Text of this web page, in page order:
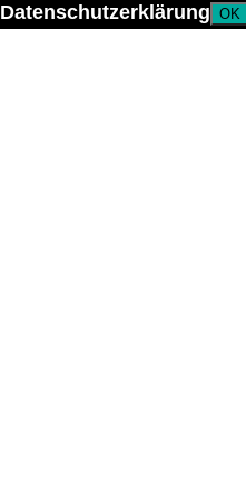
Datenschutzerklärung OK